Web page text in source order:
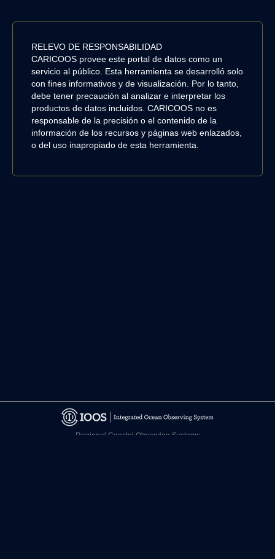
RELEVO DE RESPONSABILIDAD
CARICOOS provee este portal de datos como un
servicio al público. Esta herramienta se desarrolló solo
con fines informativos y de visualización. Por lo tanto,
debe tener precaución al analizar e interpretar los
productos de datos incluidos. CARICOOS no es
responsable de la precisión o el contenido de la
información de los recursos y páginas web enlazados,
o del uso inapropiado de esta herramienta.
Regional Coastal Observing Systems